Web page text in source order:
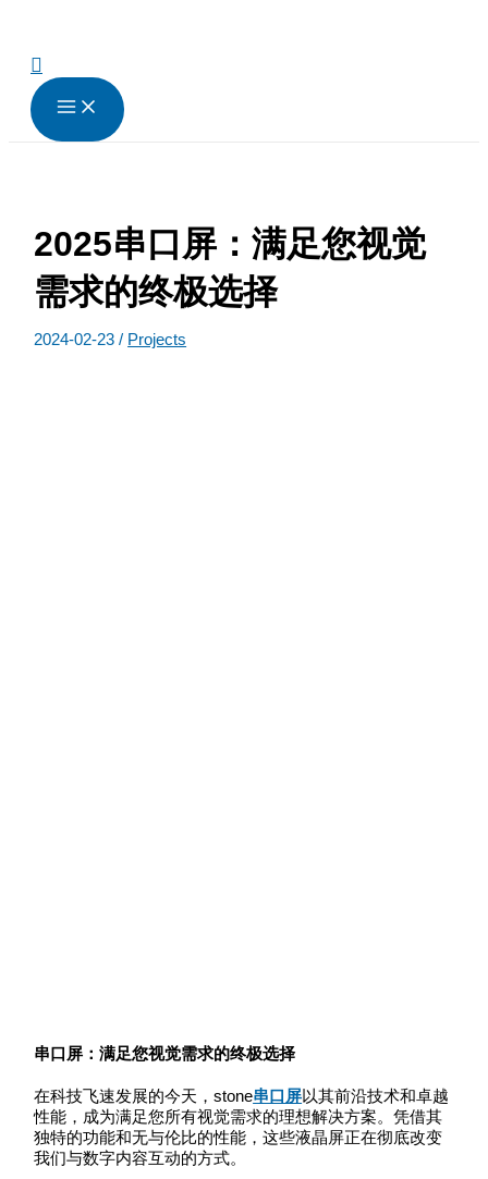
搜
索
2025串口屏：满足您视觉
需求的终极选择
2024-02-23/ Projects
串口屏：满足您视觉需求的终极选择
在科技飞速发展的今天，stone串口屏以其前沿技术和卓越
性能，成为满足您所有视觉需求的理想解决方案。凭借其
独特的功能和无与伦比的性能，这些液晶屏正在彻底改变
我们与数字内容互动的方式。